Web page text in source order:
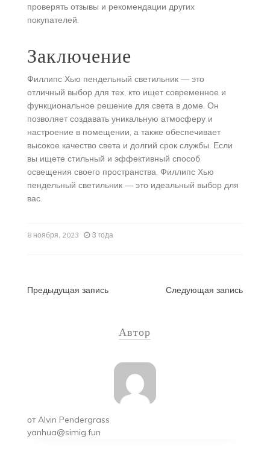
проверять отзывы и рекомендации других
покупателей.
Заключение
Филлипс Хью пендельный светильник — это
отличный выбор для тех, кто ищет современное и
функциональное решение для света в доме. Он
позволяет создавать уникальную атмосферу и
настроение в помещении, а также обеспечивает
высокое качество света и долгий срок службы. Если
вы ищете стильный и эффективный способ
освещения своего пространства, Филлипс Хью
пендельный светильник — это идеальный выбор для
вас.
8 ноября, 2023 3 года
Навигация
Предыдущая запись Следующая запись
Автор
от Alvin Pendergrass
yanhua@simig.fun